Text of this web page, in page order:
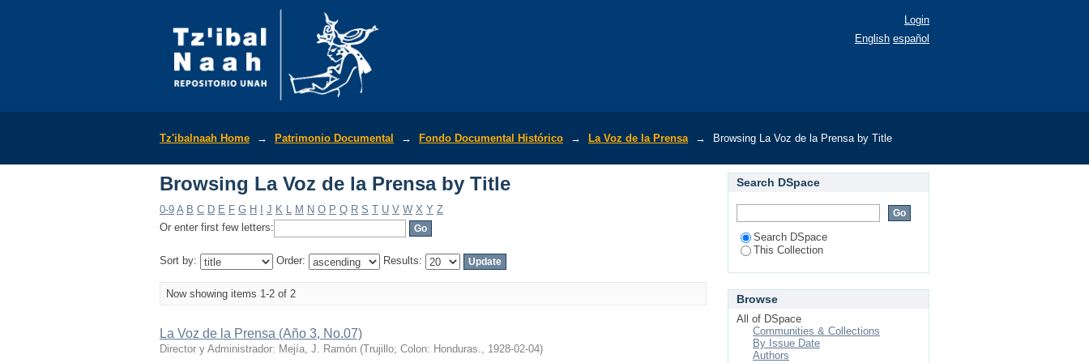
Login
English español
Tz'ibalnaah Home → Patrimonio Documental → Fondo Documental Histórico → La Voz de la Prensa → Browsing La Voz de la Prensa by Title
Browsing La Voz de la Prensa by Title
0-9 A B C D E F G H J K L M N O P Q R S T U V W X Y Z
Or enter first few letters:
Sort by: Order: Results:
Now showing items 1-2 of 2
La Voz de la Prensa (Año 3, No.07)
Director y Administrador: Mejía, J. Ramón (Trujillo; Colon: Honduras., 1928-02-04)
Search DSpace
Search DSpace
This Collection
Browse
All of DSpace
Communities & Collections
By Issue Date
Authors